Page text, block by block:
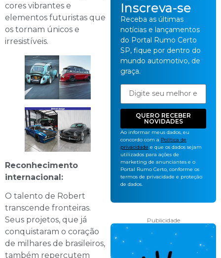
cores vibrantes e
elementos futuristas que
os tornam únicos e
irresistíveis.
Reconhecimento
internacional:
O talento de Robert
transcende fronteiras.
Seus projetos, que já
conquistaram o coração
de milhares de brasileiros,
também repercutem
Inscreva-se
Receba as últimas
notícias e lançamentos
do Portal Rumo Certo
SP, fique por dentro do
mundo automotivo, de
graça.
QUERO RECEBER
NOVIDADES
Ao informar meus dados, eu
concordo com a Política de
privacidade e que os dados sejam
utilizados para ações de
marketing de anunciantes e o
Portal Rumo Certo, conforme os
termos de privacidade e proteção
de dados.
Publicidade